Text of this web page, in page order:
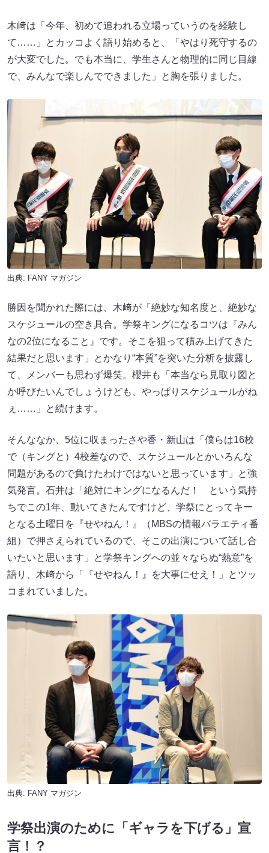
木﨑は「今年、初めて追われる立場っていうのを経験し
て……」とカッコよく語り始めると、「やはり死守するの
が大変でした。でも本当に、学生さんと物理的に同じ目線
で、みんなで楽しんでできました」と胸を張りました。
出典: FANY マガジン
勝因を聞かれた際には、木﨑が「絶妙な知名度と、絶妙な
スケジュールの空き具合。学祭キングになるコツは『みん
なの2位になること』です。そこを狙って積み上げてきた
結果だと思います」とかなり“本質”を突いた分析を披露し
て、メンバーも思わず爆笑。櫻井も「本当なら見取り図と
か呼びたいんでしょうけども、やっぱりスケジュールがね
ぇ……」と続けます。
そんななか、5位に収まったさや香・新山は「僕らは16校
で（キングと）4校差なので、スケジュールとかいろんな
問題があるので負けたわけではないと思っています」と強
気発言。石井は「絶対にキングになるんだ！ という気持
ちでこの1年、動いてきたんですけど、学祭にとってキー
となる土曜日を『せやねん！』（MBSの情報バラエティ番
組）で押さえられているので、そこの出演について話し合
いたいと思います」と学祭キングへの並々ならぬ“熱意”を
語り、木﨑から「『せやねん！』を大事にせえ！」とツッ
コまれていました。
出典: FANY マガジン
学祭出演のために「ギャラを下げる」宣
言！？